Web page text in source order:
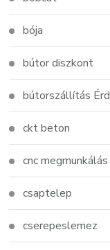
bója
bútor diszkont
bútorszállítás Érd
ckt beton
cnc megmunkálás
csaptelep
cserepeslemez